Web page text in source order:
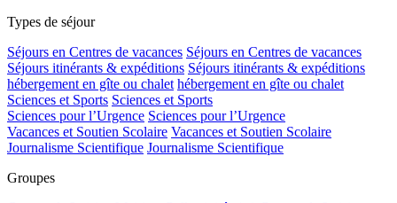
Types de séjour
Séjours en Centres de vacances Séjours en Centres de vacances
Séjours itinérants & expéditions Séjours itinérants & expéditions
hébergement en gîte ou chalet hébergement en gîte ou chalet
Sciences et Sports Sciences et Sports
Sciences pour l’Urgence Sciences pour l’Urgence
Vacances et Soutien Scolaire Vacances et Soutien Scolaire
Journalisme Scientifique Journalisme Scientifique
Groupes